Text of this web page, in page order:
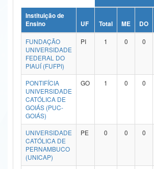
Ministério da Ciência, Tecnologia, Inovações e
Ministério do Meio Ambiente
Ministério do Turismo
Ministério do Desenvolvimento Regional
Controladoria-Geral da União
Ministério da Mulher, da Família e dos Direitos Humanos
Secretaria-Geral
Secretaria de Governo
Instituição de
Ensino
UF Total ME DO
FUNDAÇÃO
UNIVERSIDADE
FEDERAL DO
PIAUÍ (FUFPI)
PI 1 0 0
PONTIFÍCIA
UNIVERSIDADE
CATÓLICA DE
GOIÁS (PUC-
GOIÁS)
GO 1 0 0
UNIVERSIDADE
CATÓLICA DE
PERNAMBUCO
(UNICAP)
PE 0 0 0